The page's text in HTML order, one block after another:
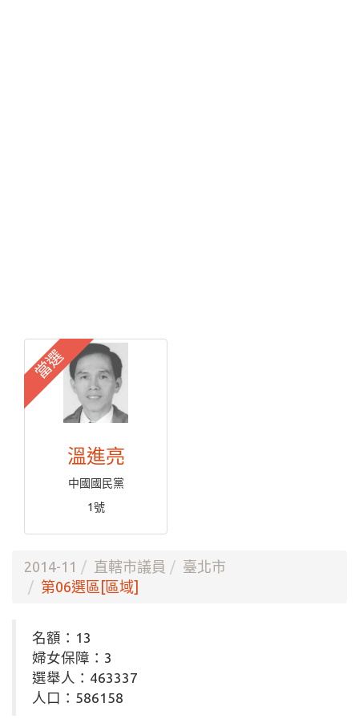
當選
溫進亮
中國國民黨
1號
2014-11 直轄市議員
臺北市
第06選區[區域]
名額：13
婦女保障：3
選舉人：463337
人口：586158